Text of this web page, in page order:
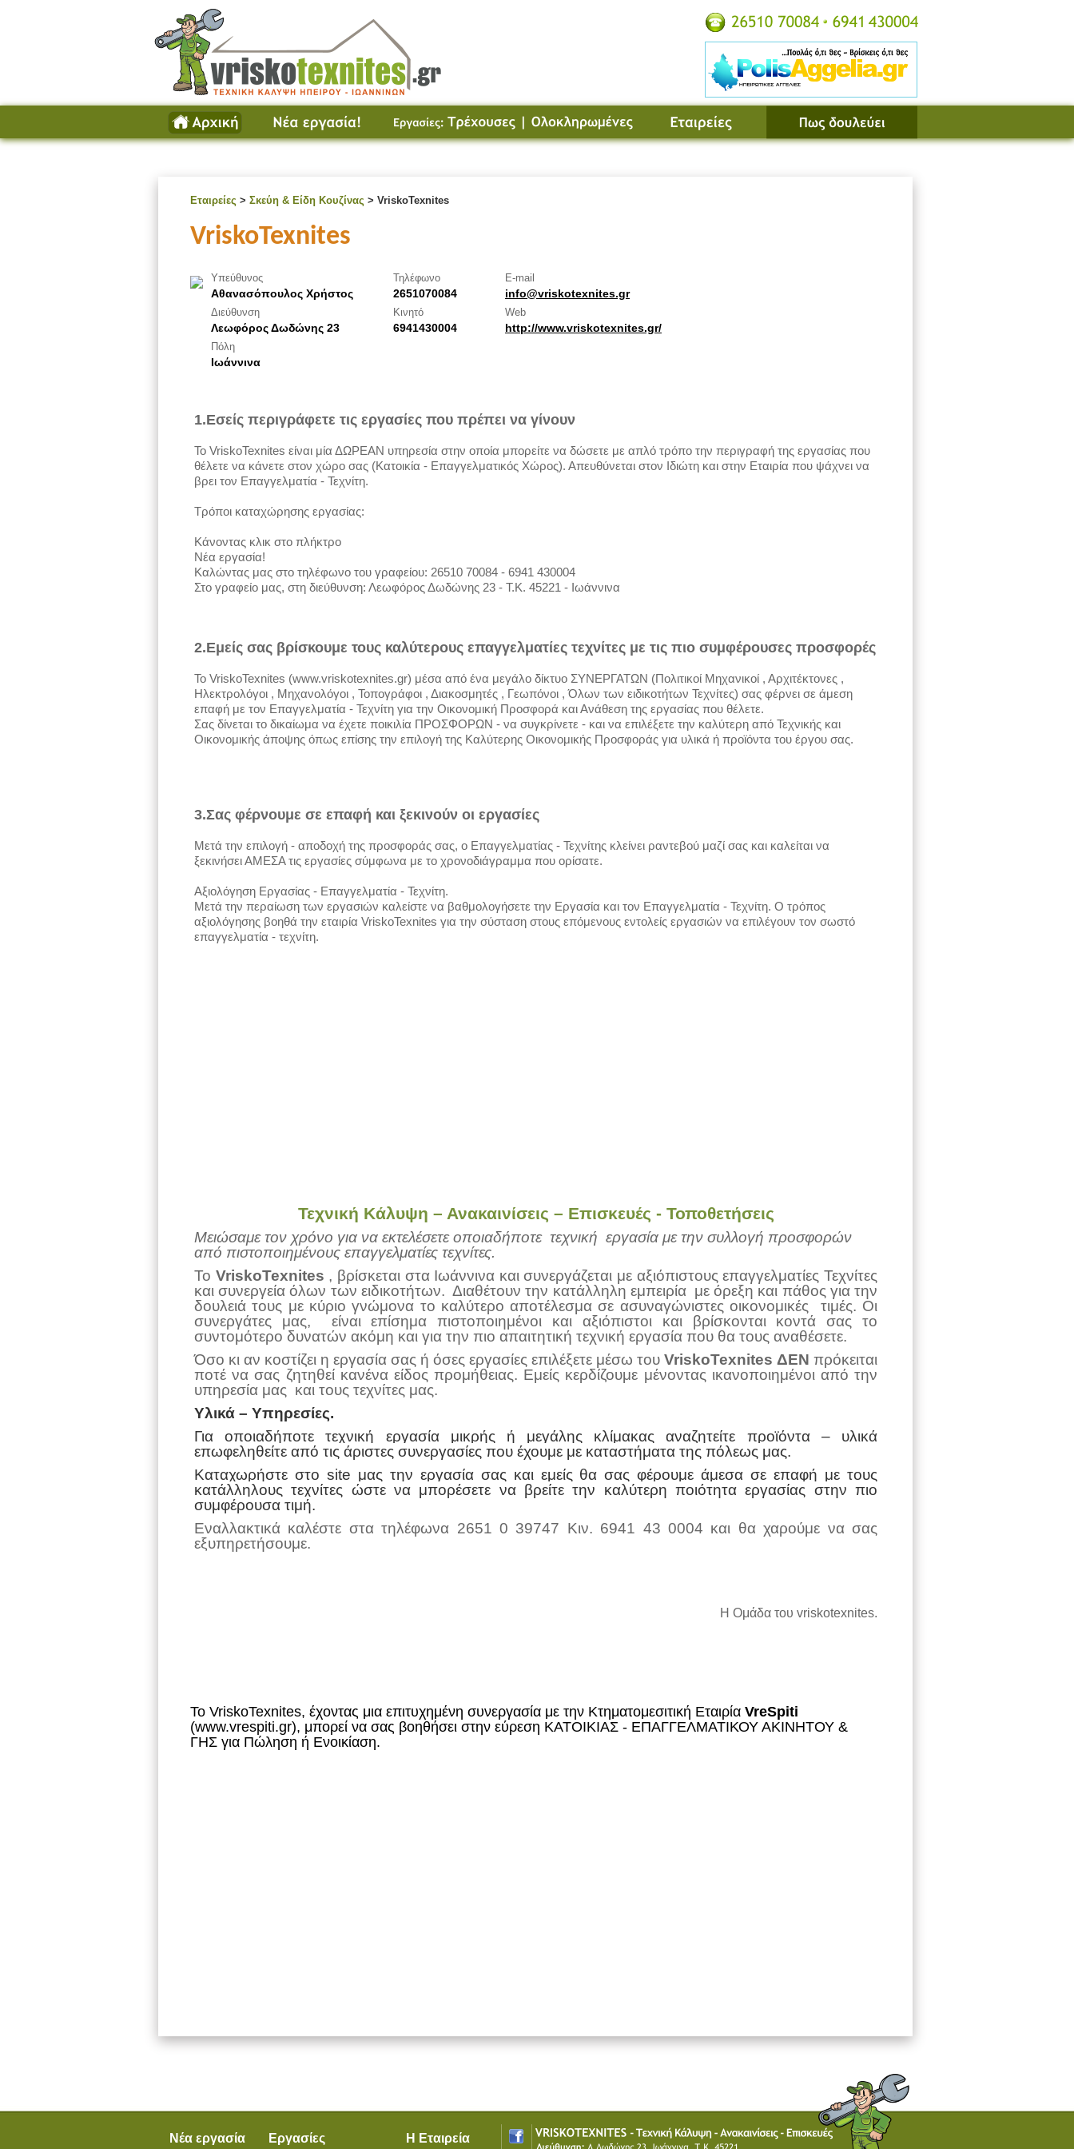
Εταιρείες > Σκεύη & Είδη Κουζίνας > VriskoTexnites
VriskoTexnites
Υπεύθυνος
Αθανασόπουλος Χρήστος
Διεύθυνση
Λεωφόρος Δωδώνης 23
Πόλη
Ιωάννινα
Τηλέφωνο
2651070084
Κινητό
6941430004
E-mail
info@vriskotexnites.gr
Web
http://www.vriskotexnites.gr/
1.Εσείς περιγράφετε τις εργασίες που πρέπει να γίνουν
Το VriskoTexnites είναι μία ΔΩΡΕΑΝ υπηρεσία στην οποία μπορείτε να δώσετε με απλό τρόπο την περιγραφή της εργασίας που
θέλετε να κάνετε στον χώρο σας (Κατοικία - Επαγγελματικός Χώρος). Απευθύνεται στον Ιδιώτη και στην Εταιρία που ψάχνει να
βρει τον Επαγγελματία - Τεχνίτη.
Τρόποι καταχώρησης εργασίας:
Κάνοντας κλικ στο πλήκτρο
Νέα εργασία!
Καλώντας μας στο τηλέφωνο του γραφείου: 26510 70084 - 6941 430004
Στο γραφείο μας, στη διεύθυνση: Λεωφόρος Δωδώνης 23 - Τ.Κ. 45221 - Ιωάννινα
2.Εμείς σας βρίσκουμε τους καλύτερους επαγγελματίες τεχνίτες με τις πιο συμφέρουσες προσφορές
Το VriskoTexnites (www.vriskotexnites.gr) μέσα από ένα μεγάλο δίκτυο ΣΥΝΕΡΓΑΤΩΝ (Πολιτικοί Μηχανικοί , Αρχιτέκτονες ,
Ηλεκτρολόγοι , Μηχανολόγοι , Τοπογράφοι , Διακοσμητές , Γεωπόνοι , Όλων των ειδικοτήτων Τεχνίτες) σας φέρνει σε άμεση
επαφή με τον Επαγγελματία - Τεχνίτη για την Οικονομική Προσφορά και Ανάθεση της εργασίας που θέλετε.
Σας δίνεται το δικαίωμα να έχετε ποικιλία ΠΡΟΣΦΟΡΩΝ - να συγκρίνετε - και να επιλέξετε την καλύτερη από Τεχνικής και
Οικονομικής άποψης όπως επίσης την επιλογή της Καλύτερης Οικονομικής Προσφοράς για υλικά ή προϊόντα του έργου σας.
3.Σας φέρνουμε σε επαφή και ξεκινούν οι εργασίες
Μετά την επιλογή - αποδοχή της προσφοράς σας, ο Επαγγελματίας - Τεχνίτης κλείνει ραντεβού μαζί σας και καλείται να
ξεκινήσει ΑΜΕΣΑ τις εργασίες σύμφωνα με το χρονοδιάγραμμα που ορίσατε.
Αξιολόγηση Εργασίας - Επαγγελματία - Τεχνίτη.
Μετά την περαίωση των εργασιών καλείστε να βαθμολογήσετε την Εργασία και τον Επαγγελματία - Τεχνίτη. Ο τρόπος
αξιολόγησης βοηθά την εταιρία VriskoTexnites για την σύσταση στους επόμενους εντολείς εργασιών να επιλέγουν τον σωστό
επαγγελματία - τεχνίτη.
Τεχνική Κάλυψη – Ανακαινίσεις – Επισκευές - Τοποθετήσεις
Μειώσαμε τον χρόνο για να εκτελέσετε οποιαδήποτε τεχνική εργασία με την συλλογή προσφορών
από πιστοποιημένους επαγγελματίες τεχνίτες.
Το VriskoTexnites , βρίσκεται στα Ιωάννινα και συνεργάζεται με αξιόπιστους επαγγελματίες Τεχνίτες
και συνεργεία όλων των ειδικοτήτων. Διαθέτουν την κατάλληλη εμπειρία με όρεξη και πάθος για την
δουλειά τους με κύριο γνώμονα το καλύτερο αποτέλεσμα σε ασυναγώνιστες οικονομικές τιμές. Οι
συνεργάτες μας, είναι επίσημα πιστοποιημένοι και αξιόπιστοι και βρίσκονται κοντά σας το
συντομότερο δυνατών ακόμη και για την πιο απαιτητική τεχνική εργασία που θα τους αναθέσετε.
Όσο κι αν κοστίζει η εργασία σας ή όσες εργασίες επιλέξετε μέσω του VriskoTexnites ΔΕΝ πρόκειται
ποτέ να σας ζητηθεί κανένα είδος προμήθειας. Εμείς κερδίζουμε μένοντας ικανοποιημένοι από την
υπηρεσία μας και τους τεχνίτες μας.
Υλικά – Υπηρεσίες.
Για οποιαδήποτε τεχνική εργασία μικρής ή μεγάλης κλίμακας αναζητείτε προϊόντα – υλικά
επωφεληθείτε από τις άριστες συνεργασίες που έχουμε με καταστήματα της πόλεως μας.
Καταχωρήστε στο site μας την εργασία σας και εμείς θα σας φέρουμε άμεσα σε επαφή με τους
κατάλληλους τεχνίτες ώστε να μπορέσετε να βρείτε την καλύτερη ποιότητα εργασίας στην πιο
συμφέρουσα τιμή.
Εναλλακτικά καλέστε στα τηλέφωνα 2651 0 39747 Κιν. 6941 43 0004 και θα χαρούμε να σας
εξυπηρετήσουμε.
Η Ομάδα του vriskotexnites.
To VriskoTexnites, έχοντας μια επιτυχημένη συνεργασία με την Κτηματομεσιτική Εταιρία VreSpiti
(www.vrespiti.gr), μπορεί να σας βοηθήσει στην εύρεση ΚΑΤΟΙΚΙΑΣ - ΕΠΑΓΓΕΛΜΑΤΙΚΟΥ ΑΚΙΝΗΤΟΥ &
ΓΗΣ για Πώληση ή Ενοικίαση.
Νέα εργασία Εργασίες Η Εταιρεία